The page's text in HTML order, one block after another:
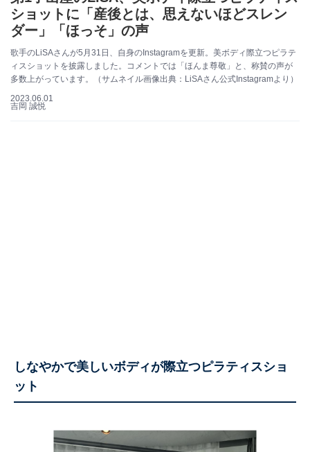
ショットに「産後とは、思えないほどスレン
ダー」「ほっそ」の声
歌手のLiSAさんが5月31日、自身のInstagramを更新。美ボディ際立つピラテ
ィスショットを披露しました。コメントでは「ほんま尊敬」と、称賛の声が
多数上がっています。（サムネイル画像出典：LiSAさん公式Instagramより）
2023.06.01
吉岡 誠悦
しなやかで美しいボディが際立つピラティスショ
ット